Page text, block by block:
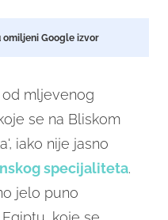
omiljeni Google izvor
mljevenog
se na Bliskom
iako nije jasno
specijaliteta.
jelo puno